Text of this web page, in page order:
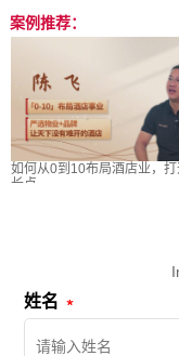
案例推荐：
如何从0到10布局酒店业，
长点
姓名